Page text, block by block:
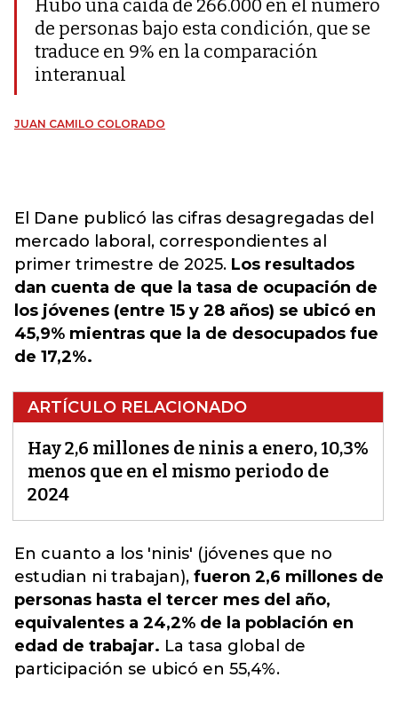
Hubo una caída de 266.000 en el número
de personas bajo esta condición, que se
traduce en 9% en la comparación
interanual
JUAN CAMILO COLORADO
El Dane publicó las cifras desagregadas del
mercado laboral, correspondientes al
primer trimestre de 2025. Los resultados
dan cuenta de que la tasa de ocupación de
los jóvenes (entre 15 y 28 años) se ubicó en
45,9% mientras que la de desocupados fue
de 17,2%.
ARTÍCULO RELACIONADO
Hay 2,6 millones de ninis a enero, 10,3%
menos que en el mismo periodo de
2024
En cuanto a los 'ninis' (jóvenes que no
estudian ni trabajan), fueron 2,6 millones de
personas hasta el tercer mes del año,
equivalentes a 24,2% de la población en
edad de trabajar. La tasa global de
participación se ubicó en 55,4%.